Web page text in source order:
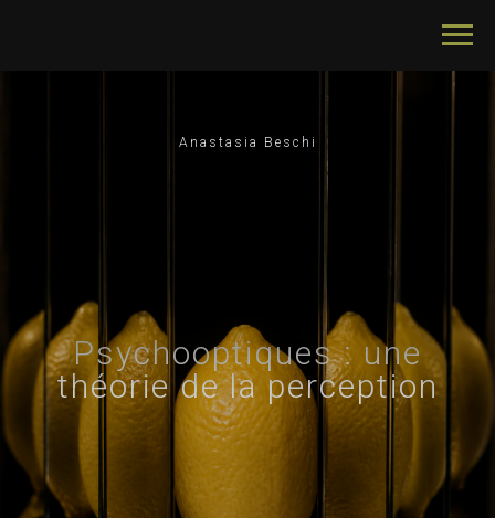
Psychooptiques : une
théorie de la perception
Anastasia Beschi